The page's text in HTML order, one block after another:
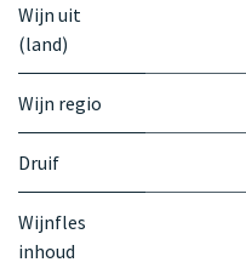
Wijn uit
(land)
Wijn regio
Druif
Wijnfles
inhoud